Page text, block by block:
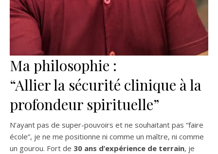
Ma philosophie :
“Allier la sécurité clinique à la
profondeur spirituelle”
N’ayant pas de super-pouvoirs et ne souhaitant pas “faire
école”, je ne me positionne ni comme un maître, ni comme
un gourou. Fort de 30 ans d’expérience de terrain, je